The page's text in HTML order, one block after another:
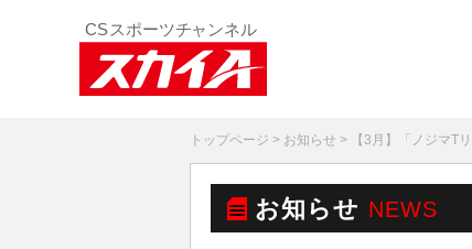
トップページ > お知らせ > 【3月】「ノジマT
お知らせ NEWS